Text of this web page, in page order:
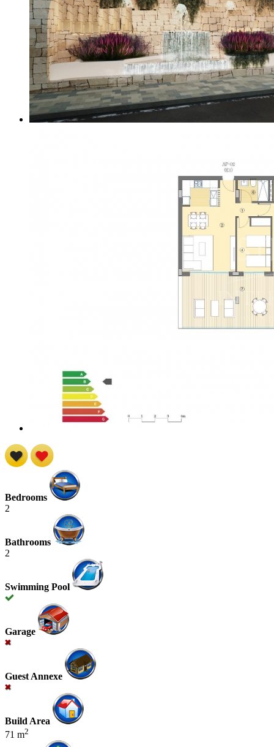
Bedrooms
2
Bathrooms
2
Swimming Pool
Garage
Guest Annexe
Build Area
71 m2